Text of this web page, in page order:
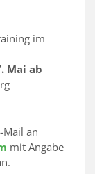
im
Mai ab
Mail an
mit Angabe